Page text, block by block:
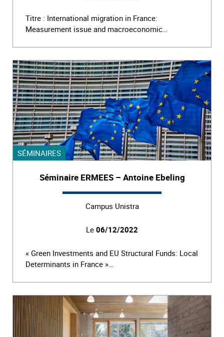
Titre : International migration in France:
Measurement issue and macroeconomic…
SÉMINAIRES
Séminaire ERMEES – Antoine Ebeling
Campus Unistra
Le 06/12/2022
« Green Investments and EU Structural Funds: Local
Determinants in France »…